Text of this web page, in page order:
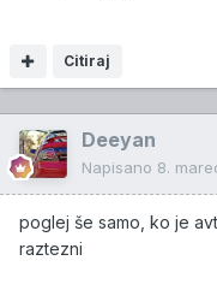
Citiraj
Deeyan
Napisano 8.
poglej še samo, ko je
raztezni